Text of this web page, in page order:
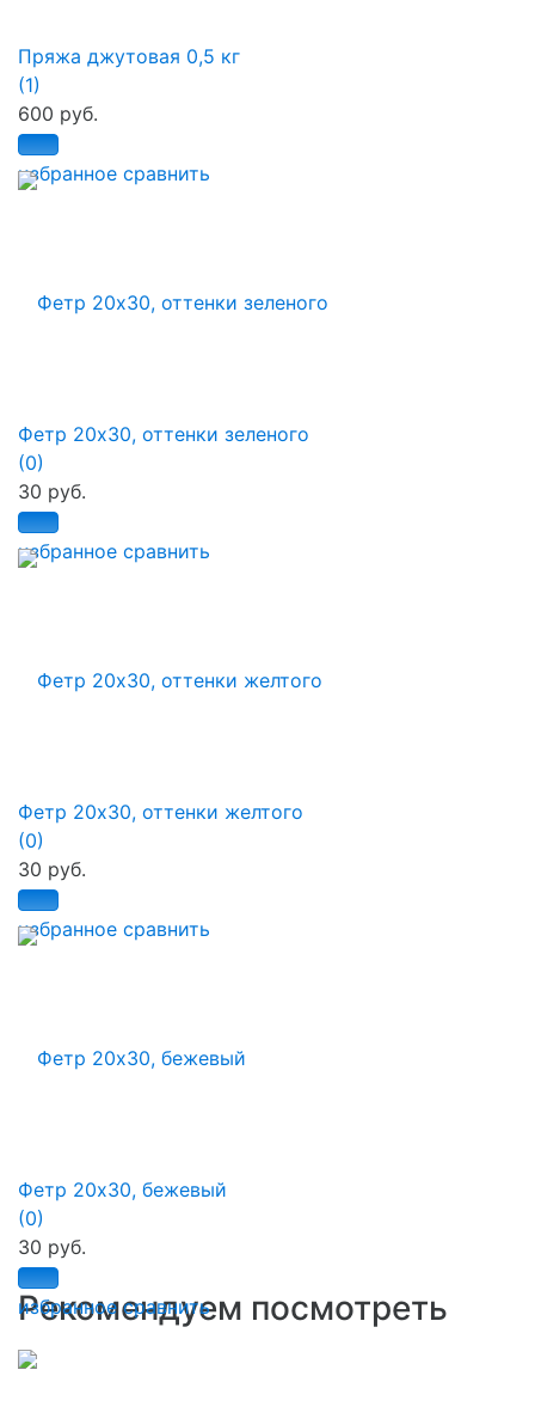
избранное сравнить
Пряжа джутовая 0,5 кг
(1)
600 руб.
избранное сравнить
Фетр 20х30, оттенки зеленого
(0)
30 руб.
избранное сравнить
Фетр 20х30, оттенки желтого
(0)
30 руб.
избранное сравнить
Фетр 20х30, бежевый
(0)
30 руб.
Рекомендуем посмотреть